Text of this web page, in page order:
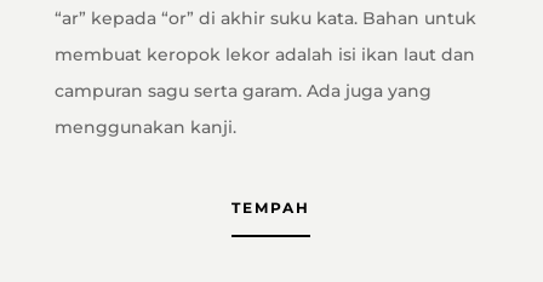
“ar” kepada “or” di akhir suku kata. Bahan untuk
membuat keropok lekor adalah isi ikan laut dan
campuran sagu serta garam. Ada juga yang
menggunakan kanji.
TEMPAH